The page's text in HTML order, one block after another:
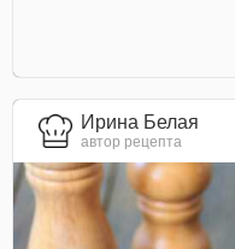
Ирина Белая
автор рецепта